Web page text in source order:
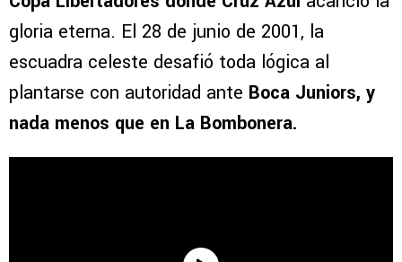
gloria eterna. El 28 de junio de 2001, la
escuadra celeste desafió toda lógica al
plantarse con autoridad ante Boca Juniors, y
nada menos que en La Bombonera.